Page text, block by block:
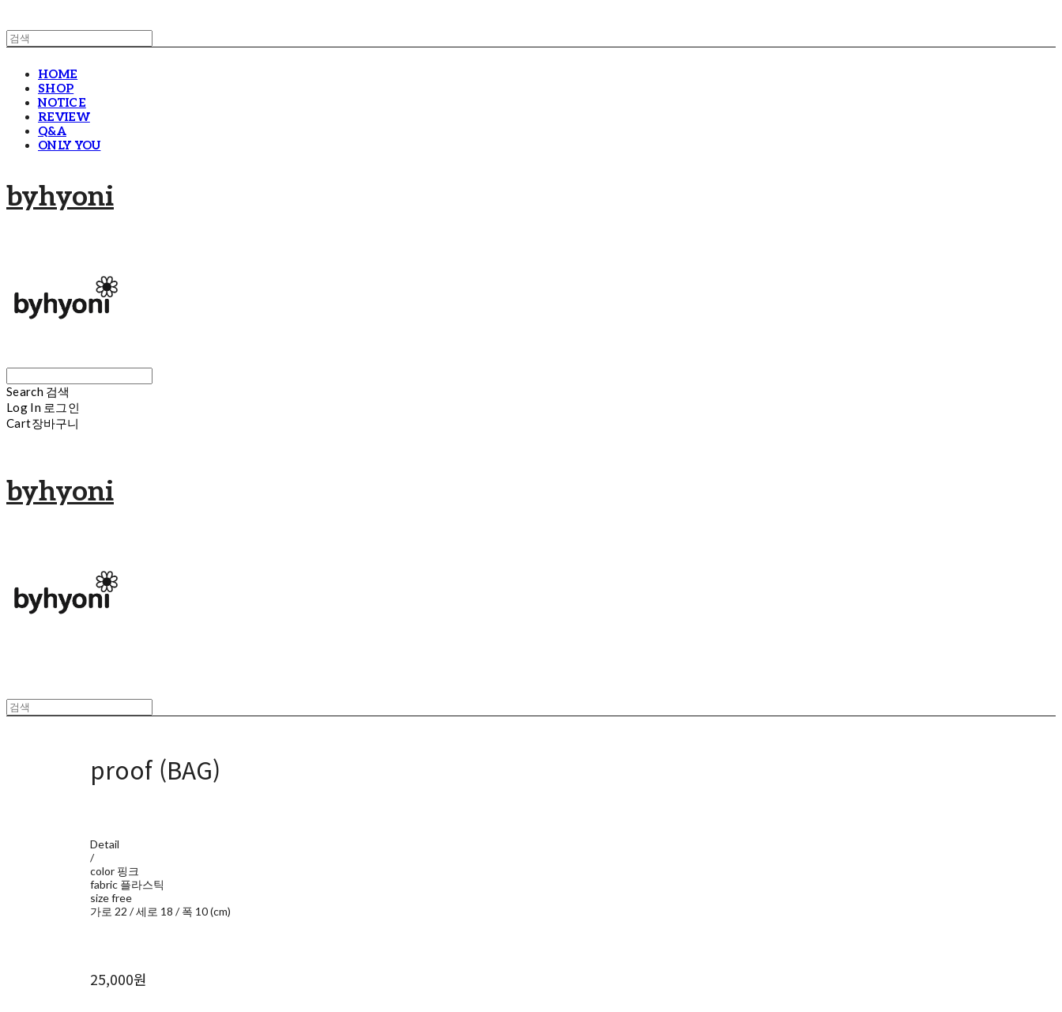
HOME
SHOP
NOTICE
REVIEW
Q&A
ONLY YOU
byhyoni
Search 검색
Log In 로그인
Cart장바구니
byhyoni
proof (BAG)
Detail
/
color 핑크
fabric 플라스틱
size free
가로 22 / 세로 18 / 폭 10 (cm)
25,000원